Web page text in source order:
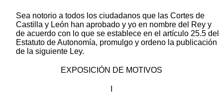
Sea notorio a todos los ciudadanos que las Cortes de
Castilla y León han aprobado y yo en nombre del Rey y
de acuerdo con lo que se establece en el artículo 25.5 del
Estatuto de Autonomía, promulgo y ordeno la publicación
de la siguiente Ley.
EXPOSICIÓN DE MOTIVOS